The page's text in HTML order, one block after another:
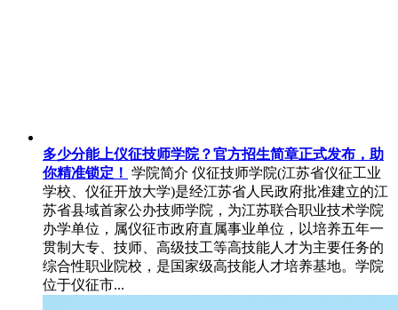
多少分能上仪征技师学院？官方招生简章正式发布，助
你精准锁定！ 学院简介 仪征技师学院(江苏省仪征工业
学校、仪征开放大学)是经江苏省人民政府批准建立的江
苏省县域首家公办技师学院，为江苏联合职业技术学院
办学单位，属仪征市政府直属事业单位，以培养五年一
贯制大专、技师、高级技工等高技能人才为主要任务的
综合性职业院校，是国家级高技能人才培养基地。学院
位于仪征市...